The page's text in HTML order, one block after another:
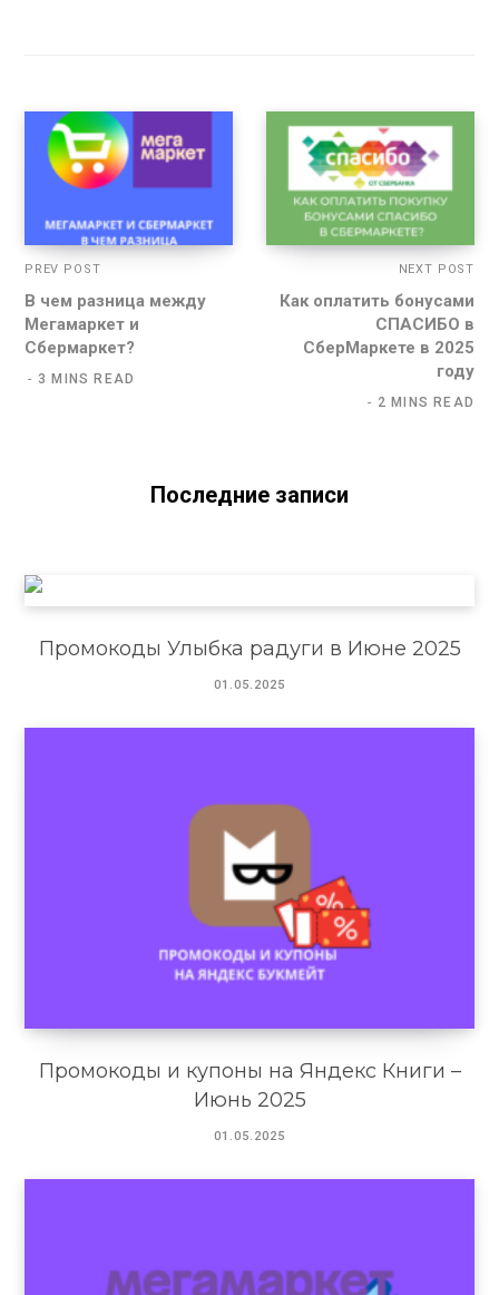
PREV POST
В чем разница между
Мегамаркет и
Сбермаркет?
3 MINS READ
NEXT POST
Как оплатить бонусами
СПАСИБО в
СберМаркете в 2025
году
2 MINS READ
Последние записи
Промокоды Улыбка радуги в Июне 2025
01.05.2025
Промокоды и купоны на Яндекс Книги –
Июнь 2025
01.05.2025